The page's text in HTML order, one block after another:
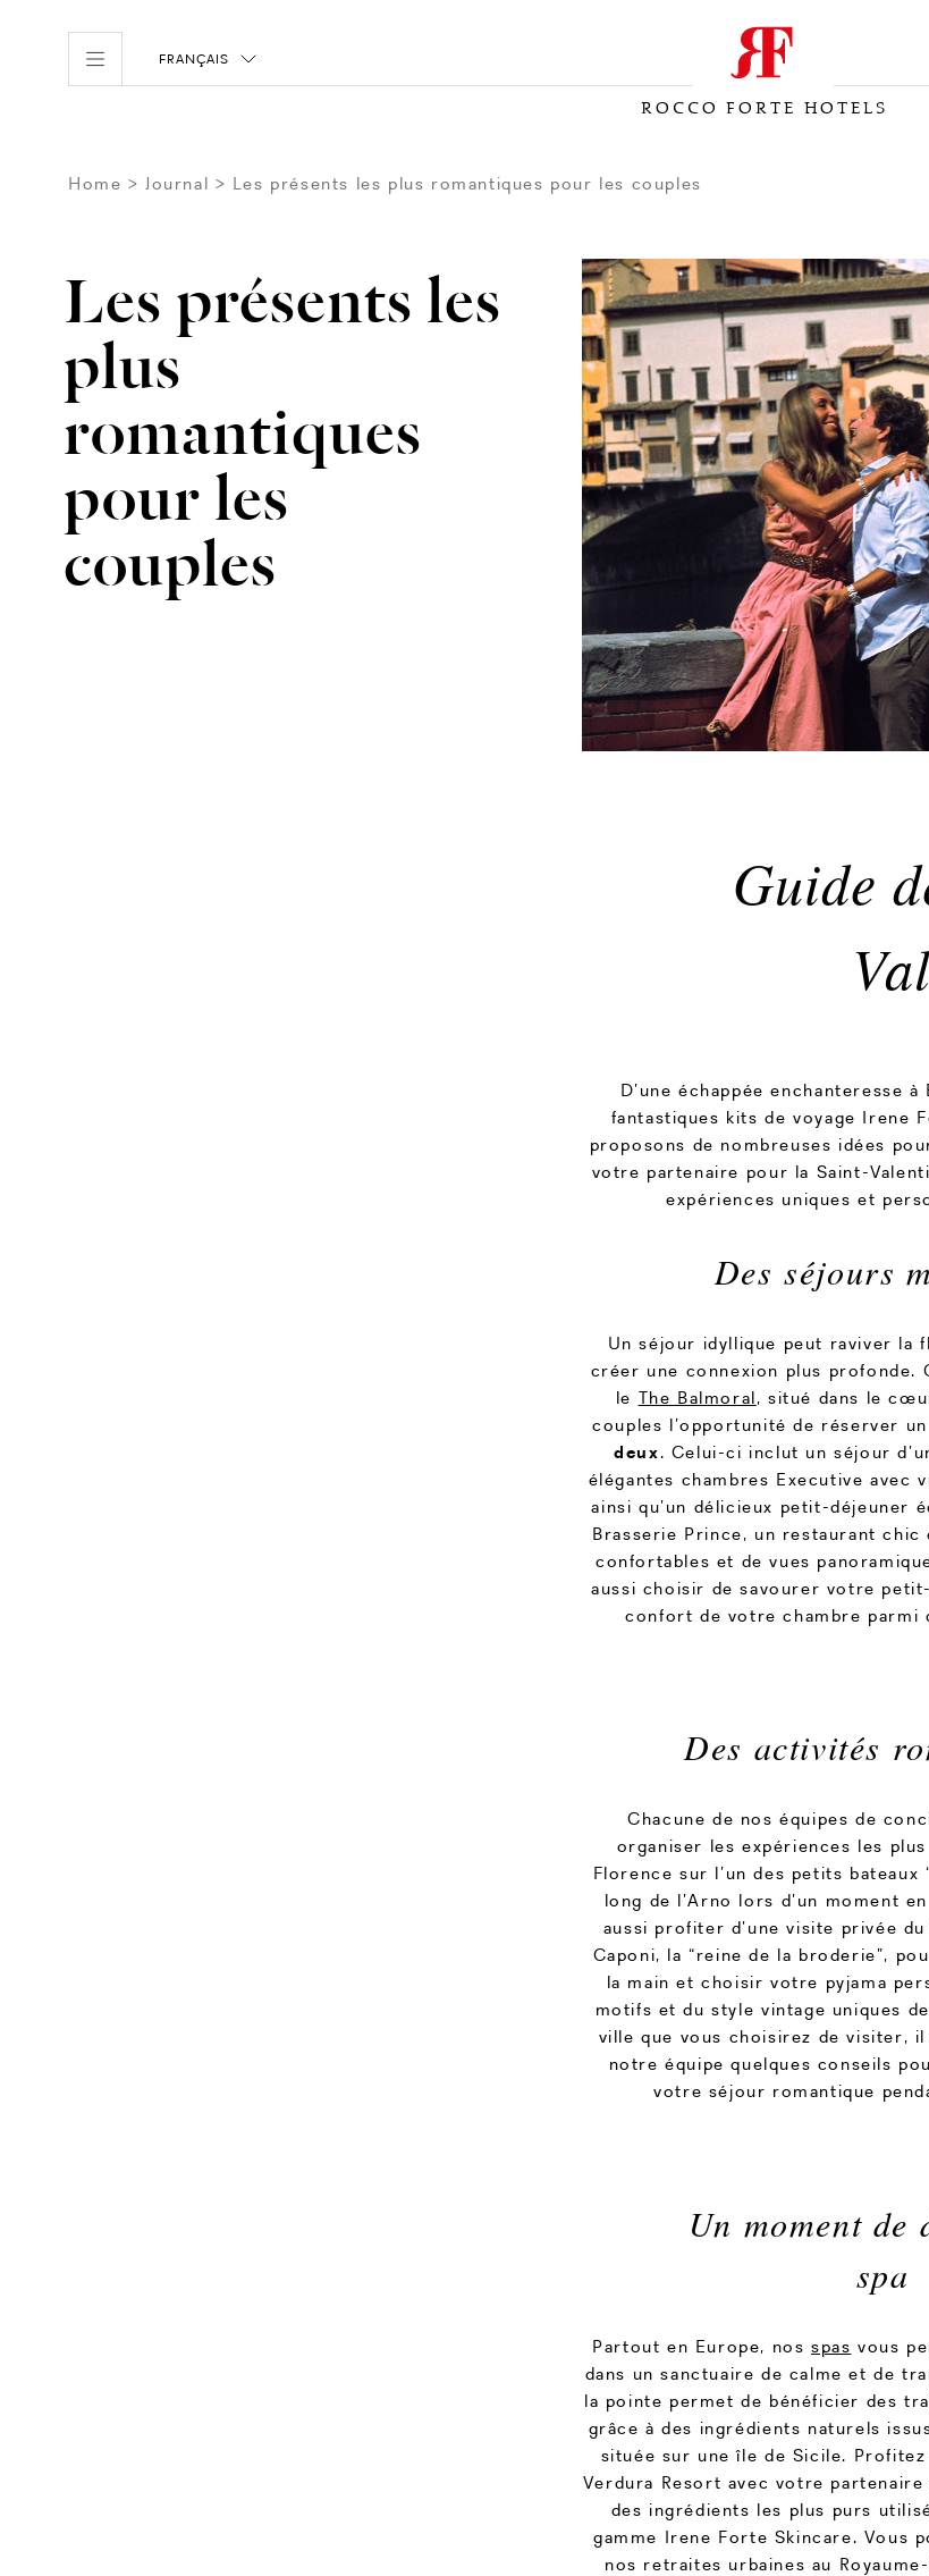
FRANÇAIS
ROCCO FORTE HOTELS
Home Journal Les présents les plus romantiques pour les couples
Les présents les
plus
romantiques
pour les
couples
Guide
D’une échappée enchanteresse
fantastiques kits de voyage Irene
proposons de nombreuses idées
votre partenaire pour la Saint-
expériences uniques et
Des séjours
Un séjour idyllique peut raviver la
créer une connexion plus profonde.
le The Balmoral, situé dans le
couples l’opportunité de réserver
deux. Celui-ci inclut un séjour
élégantes chambres Executive avec
ainsi qu’un délicieux petit-déjeuner
Brasserie Prince, un restaurant
confortables et de vues
aussi choisir de savourer votre
confort de votre chambre parmi
Des activités
Chacune de nos équipes de
organiser les expériences les
Florence sur l’un des petits
long de l’Arno lors d’un moment
aussi profiter d’une visite privée
Caponi, la “reine de la broderie”,
la main et choisir votre pyjama
motifs et du style vintage uniques
ville que vous choisirez de visiter,
notre équipe quelques conseils
votre séjour romantique
Un moment de
spa
Partout en Europe, nos spas vous
dans un sanctuaire de calme et de
la pointe permet de bénéficier des
grâce à des ingrédients naturels
située sur une île de Sicile.
Verdura Resort avec votre
des ingrédients les plus purs
gamme Irene Forte Skincare. Vous
nos retraites urbaines au